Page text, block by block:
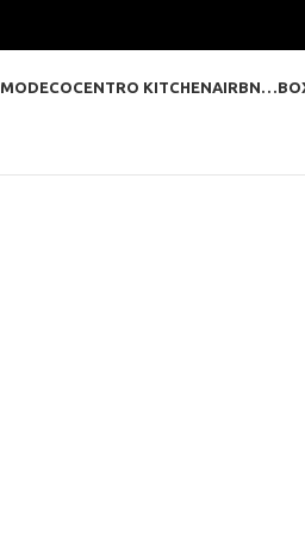
MODECOCENTRO KITCHEN